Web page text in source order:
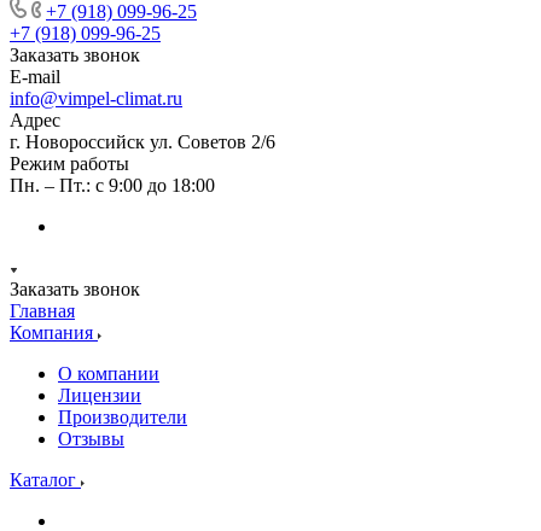
+7 (918) 099-96-25
+7 (918) 099-96-25
Заказать звонок
E-mail
info@vimpel-climat.ru
Адрес
г. Новороссийск ул. Советов 2/6
Режим работы
Пн. – Пт.: с 9:00 до 18:00
Заказать звонок
Главная
Компания
О компании
Лицензии
Производители
Отзывы
Каталог